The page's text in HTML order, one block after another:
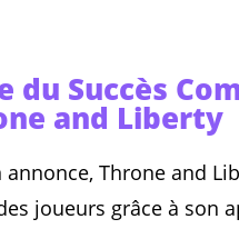
du Succès
and Liberty
annonce, Throne and
joueurs grâce à son